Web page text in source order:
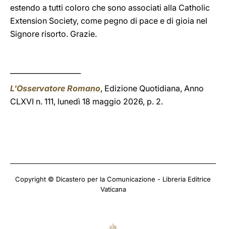
estendo a tutti coloro che sono associati alla Catholic
Extension Society, come pegno di pace e di gioia nel
Signore risorto. Grazie.
L'Osservatore Romano, Edizione Quotidiana, Anno
CLXVI n. 111, lunedì 18 maggio 2026, p. 2.
Copyright © Dicastero per la Comunicazione - Libreria Editrice
Vaticana